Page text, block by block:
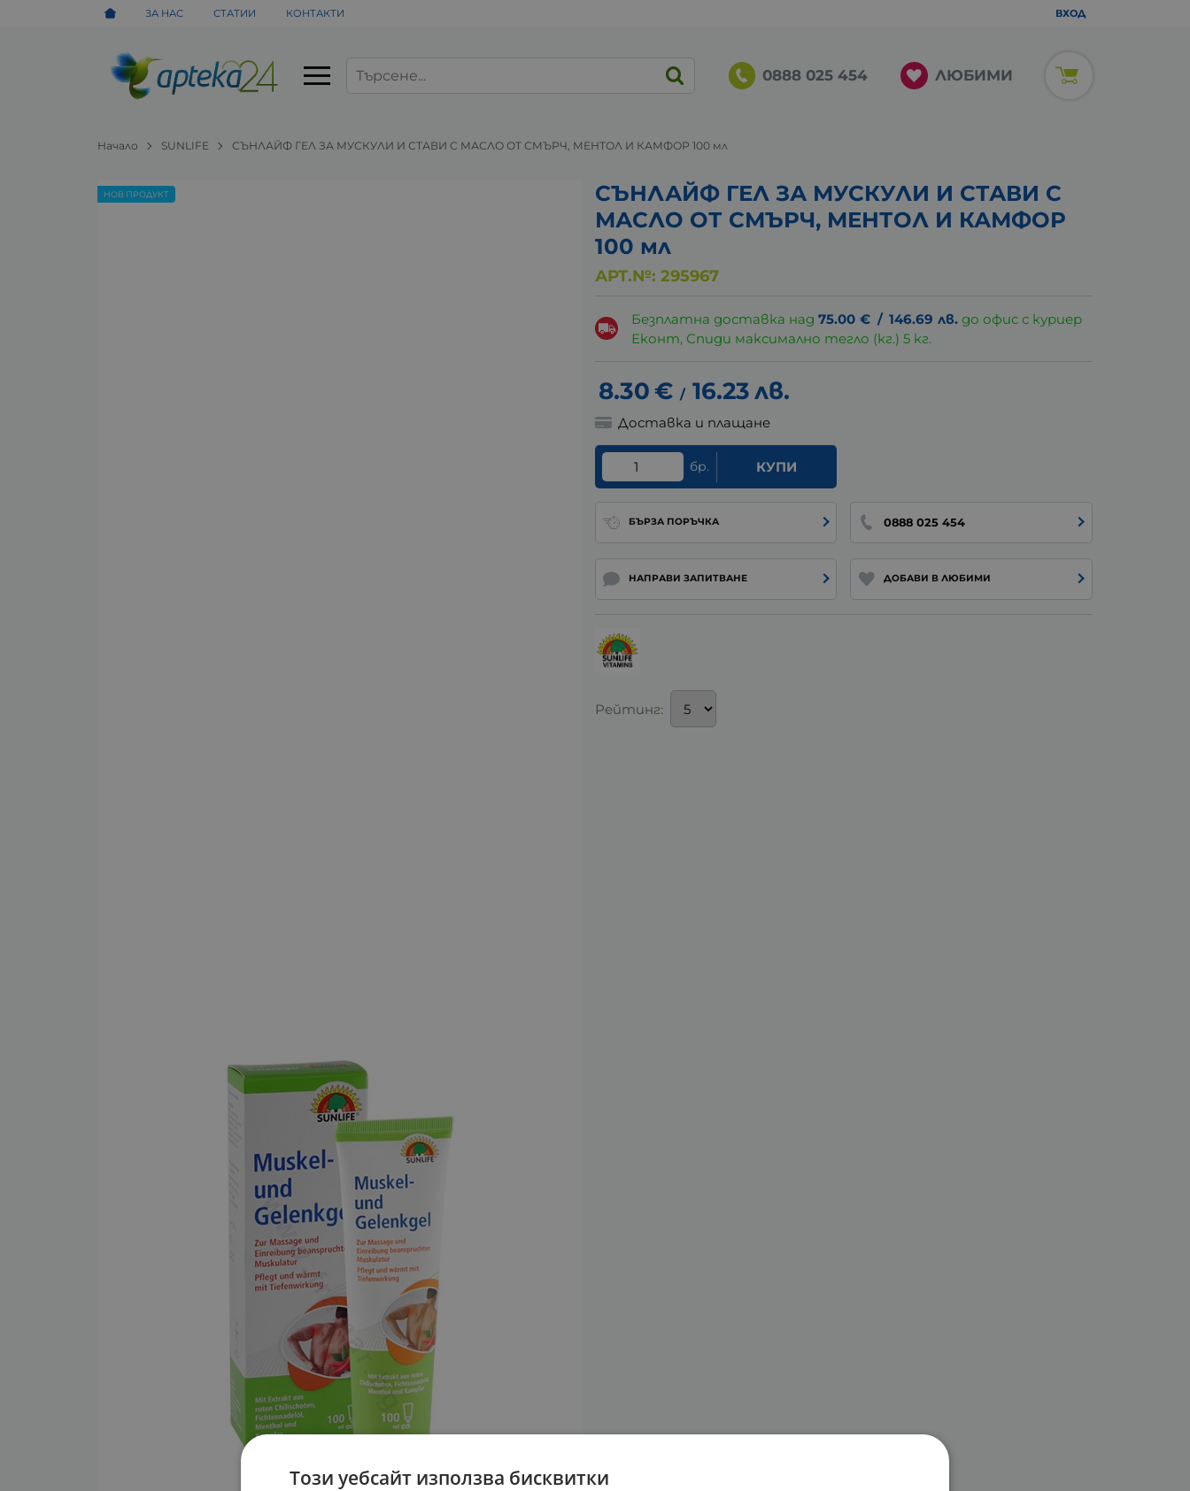
ЗА НАС СТАТИИ КОНТАКТИ ВХОД
0888 025 454 ЛЮБИМИ
Начало SUNLIFE СЪНЛАЙФ ГЕЛ ЗА МУСКУЛИ И СТАВИ С МАСЛО ОТ СМЪРЧ, МЕНТОЛ И КАМФОР 100 мл
СЪНЛАЙФ ГЕЛ ЗА МУСКУЛИ И СТАВИ С
МАСЛО ОТ СМЪРЧ, МЕНТОЛ И КАМФОР
100 мл
АРТ.№: 295967
НОВ ПРОДУКТ
Безплатна доставка над75.00 € / 146.69 лв. до офис с куриер
Еконт, Спиди максимално тегло (кг.) 5 кг.
8.30€ / 16.23лв.
Доставка и плащане
бр. КУПИ
БЪРЗА ПОРЪЧКА 0888 025 454
НАПРАВИ ЗАПИТВАНЕ ДОБАВИ В ЛЮБИМИ
Рейтинг:
Този уебсайт използва бисквитки